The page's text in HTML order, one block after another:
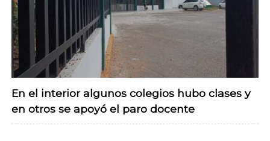
En el interior algunos colegios hubo clases y
en otros se apoyó el paro docente